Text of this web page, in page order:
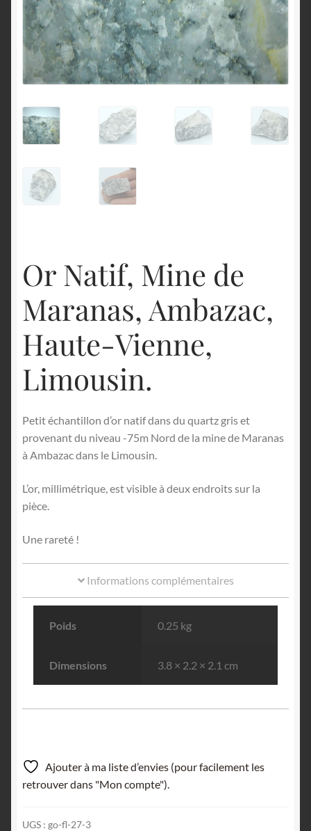
Or Natif, Mine de
Maranas, Ambazac,
Haute-Vienne,
Limousin.
Petit échantillon d’or natif dans du quartz gris et
provenant du niveau -75m Nord de la mine de Maranas
à Ambazac dans le Limousin.
L’or, millimétrique, est visible à deux endroits sur la
pièce.
Une rareté !
Informations complémentaires
Poids 0.25 kg
Dimensions 3.8 × 2.2 × 2.1 cm
Ajouter à ma liste d’envies (pour facilement les
retrouver dans "Mon compte").
UGS : go-fl-27-3